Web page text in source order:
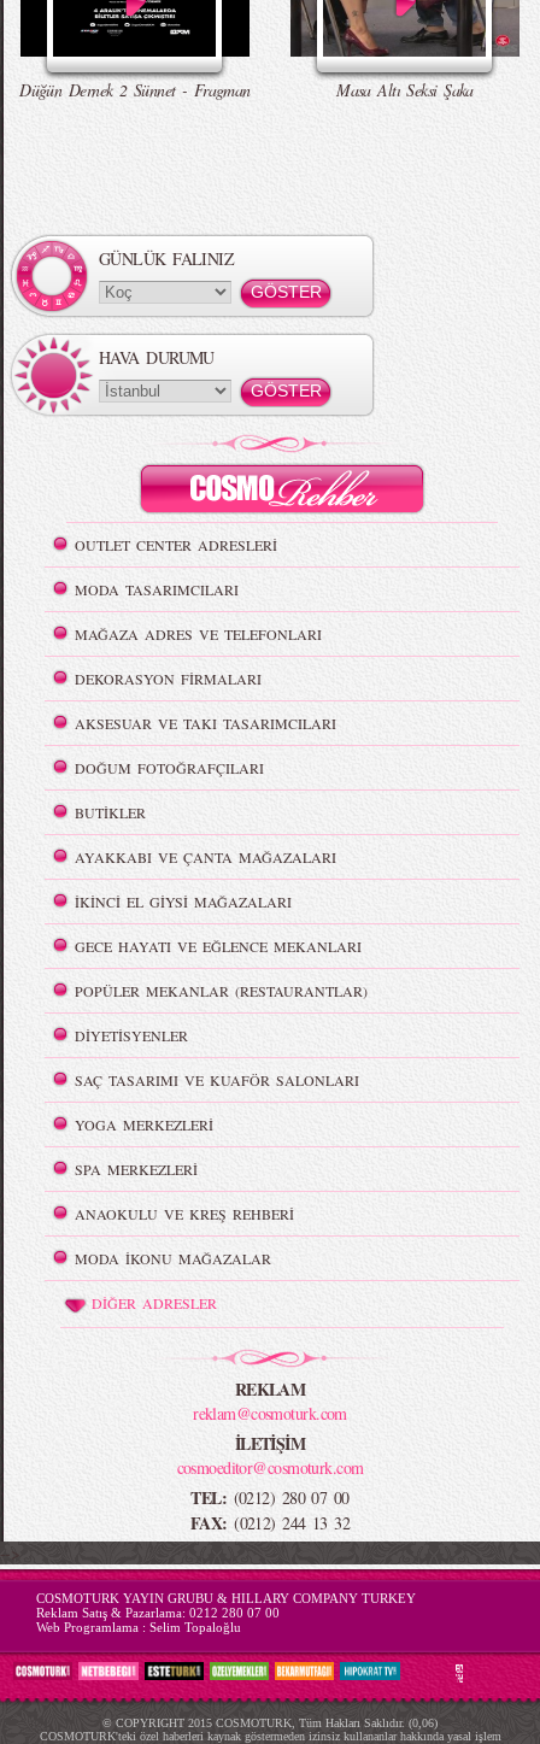
Düğün Dernek 2 Sünnet - Fragman Masa Altı Seksi Şaka
GÜNLÜK FALINIZ
HAVA DURUMU
OUTLET CENTER ADRESLERİ
MODA TASARIMCILARI
MAĞAZA ADRES VE TELEFONLARI
DEKORASYON FİRMALARI
AKSESUAR VE TAKI TASARIMCILARI
DOĞUM FOTOĞRAFÇILARI
BUTİKLER
AYAKKABI VE ÇANTA MAĞAZALARI
İKİNCİ EL GİYSİ MAĞAZALARI
GECE HAYATI VE EĞLENCE MEKANLARI
POPÜLER MEKANLAR (RESTAURANTLAR)
DİYETİSYENLER
SAÇ TASARIMI VE KUAFÖR SALONLARI
YOGA MERKEZLERİ
SPA MERKEZLERİ
ANAOKULU VE KREŞ REHBERİ
MODA İKONU MAĞAZALAR
DİĞER ADRESLER
REKLAM
reklam@cosmoturk.com
İLETİŞİM
cosmoeditor@cosmoturk.com
TEL: (0212) 280 07 00
FAX: (0212) 244 13 32
-->
COSMOTURK YAYIN GRUBU & HILLARY COMPANY TURKEY
Reklam Satış & Pazarlama: 0212 280 07 00
Web Programlama : Selim Topaloğlu
© COPYRIGHT 2015 COSMOTURK, Tüm Hakları Saklıdır. (0,06)
COSMOTURK'teki özel haberleri kaynak göstermeden izinsiz kullananlar hakkında yasal işlem